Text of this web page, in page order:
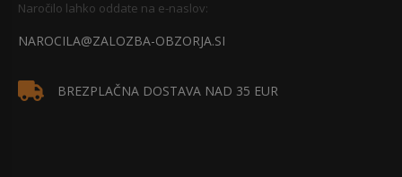
Naročilo lahko oddate na e-naslov:
NAROCILA@ZALOZBA-OBZORJA.SI
BREZPLAČNA DOSTAVA NAD 35 EUR